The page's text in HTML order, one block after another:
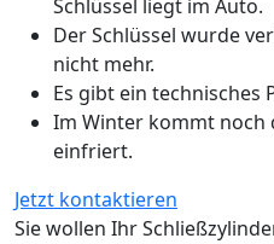
Schlüssel liegt im Auto.
Der Schlüssel wurde
nicht mehr.
Es gibt ein technisches
Im Winter kommt noch
einfriert.
Jetzt kontaktieren
Sie wollen Ihr